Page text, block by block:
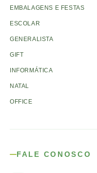
EMBALAGENS E FESTAS
ESCOLAR
GENERALISTA
GIFT
INFORMÁTICA
NATAL
OFFICE
FALE CONOSCO